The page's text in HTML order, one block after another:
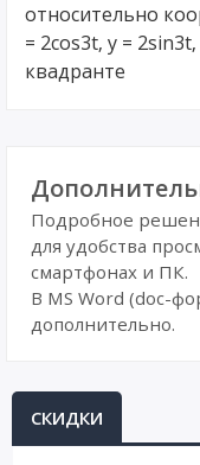
относительно
= 2cos3t, y =
квадранте
Подробное
для удобства
смартфонах и ПК.
В MS Word (doc-
дополнительно.
СКИДКИ